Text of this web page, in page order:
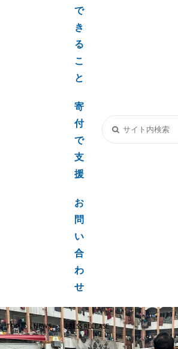
で
き
る
こ
と
寄
付
で
支
援
お
問
い
合
わ
せ
TOP NEWS PRESS RELEASE